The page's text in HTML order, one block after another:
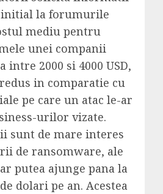
initial la forumurile
mediu pentru
unei companii
intre 2000 si 4000 USD,
in comparatie cu
pe care un atac le-ar
urilor vizate.
sunt de mare interes
de ransomware, ale
putea ajunge pana la
dolari pe an. Acestea